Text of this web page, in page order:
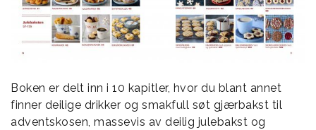
Boken er delt inn i 10 kapitler, hvor du blant annet
finner deilige drikker og smakfull søt gjærbakst til
adventskosen, massevis av deilig julebakst og